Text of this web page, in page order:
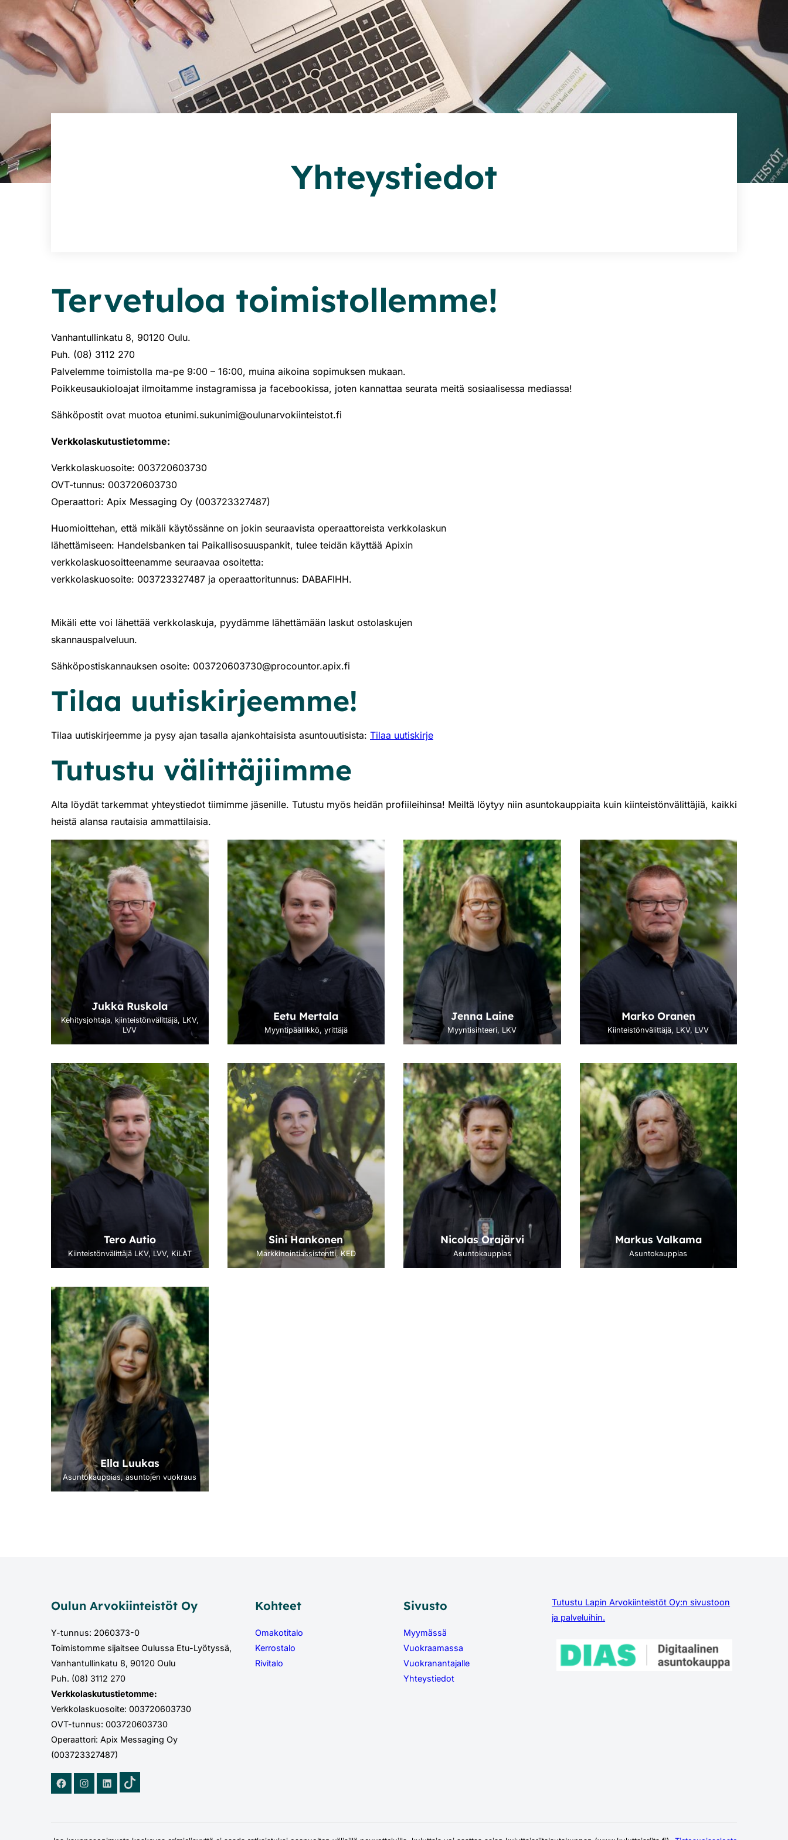
Yhteystiedot
Tervetuloa toimistollemme!
Vanhantullinkatu 8, 90120 Oulu.
Puh. (08) 3112 270
Palvelemme toimistolla ma-pe 9:00 – 16:00, muina aikoina sopimuksen mukaan.
Poikkeusaukioloajat ilmoitamme instagramissa ja facebookissa, joten kannattaa seurata meitä sosiaalisessa mediassa!
​Sähköpostit ovat muotoa etunimi.sukunimi@oulunarvokiinteistot.fi
Verkkolaskutustietomme:
Verkkolaskuosoite: 003720603730
OVT-tunnus: 003720603730
Operaattori: Apix Messaging Oy (003723327487)
Huomioittehan, että mikäli käytössänne on jokin seuraavista operaattoreista verkkolaskun
lähettämiseen: Handelsbanken tai Paikallisosuuspankit, tulee teidän käyttää Apixin
verkkolaskuosoitteenamme seuraavaa osoitetta:
verkkolaskuosoite: 003723327487 ja operaattoritunnus: DABAFIHH.
Mikäli ette voi lähettää verkkolaskuja, pyydämme lähettämään laskut ostolaskujen
skannauspalveluun.
Sähköpostiskannauksen osoite: 003720603730@procountor.apix.fi
Tilaa uutiskirjeemme!
Tilaa uutiskirjeemme ja pysy ajan tasalla ajankohtaisista asuntouutisista: Tilaa uutiskirje
Tutustu välittäjiimme
Alta löydät tarkemmat yhteystiedot tiimimme jäsenille. Tutustu myös heidän profiileihinsa! Meiltä löytyy niin asuntokauppiaita kuin kiinteistönvälittäjiä, kaikki
heistä alansa rautaisia ammattilaisia.
Jukka Ruskola
Kehitysjohtaja, kiinteistönvälittäjä, LKV,
LVV
Eetu Mertala
Myyntipäällikkö, yrittäjä
Jenna Laine
Myyntisihteeri, LKV
Marko Oranen
Kiinteistönvälittäjä, LKV, LVV
Tero Autio
Kiinteistönvälittäjä LKV, LVV, KiLAT
Sini Hankonen
Markkinointiassistentti, KED
Nicolas Orajärvi
Asuntokauppias
Markus Valkama
Asuntokauppias
Ella Luukas
Asuntokauppias, asuntojen vuokraus
Oulun Arvokiinteistöt Oy
Y-tunnus: 2060373-0
Toimistomme sijaitsee Oulussa Etu-Lyötyssä,
Vanhantullinkatu 8, 90120 Oulu
Puh. (08) 3112 270
Verkkolaskutustietomme:
Verkkolaskuosoite: 003720603730
OVT-tunnus: 003720603730
Operaattori: Apix Messaging Oy
(003723327487)
FacebookInstagramLinkedInTikTok
Kohteet
Omakotitalo
Kerrostalo
Rivitalo
Sivusto
Myymässä
Vuokraamassa
Vuokranantajalle
Yhteystiedot
Tutustu Lapin Arvokiinteistöt Oy:n sivustoon
ja palveluihin.